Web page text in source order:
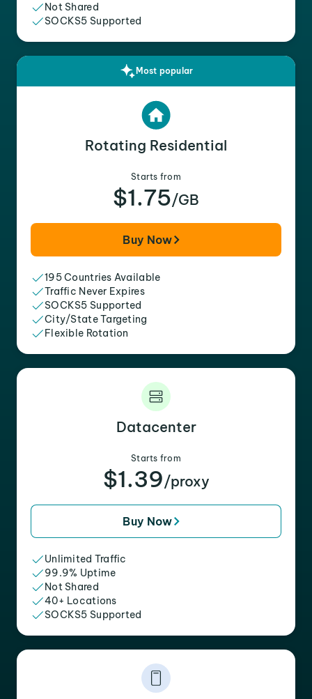
Not Shared
SOCKS5 Supported
Most popular
Rotating Residential
Starts from
$1.75/GB
Buy Now
195 Countries Available
Traffic Never Expires
SOCKS5 Supported
City/State Targeting
Flexible Rotation
Datacenter
Starts from
$1.39/proxy
Buy Now
Unlimited Traffic
99.9% Uptime
Not Shared
40+ Locations
SOCKS5 Supported